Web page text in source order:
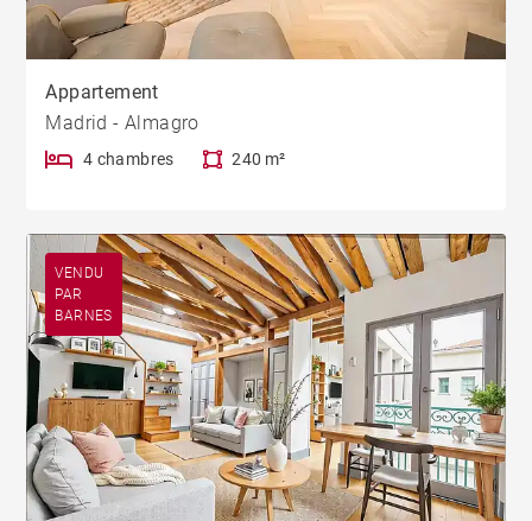
Appartement
Madrid - Almagro
4 chambres 240 m²
VENDU
PAR
BARNES